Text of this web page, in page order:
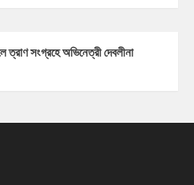
সংগ্রহে অভিনেত্রী দেবলীনা